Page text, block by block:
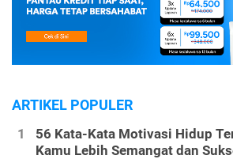
ARTIKEL POPULER
56 Kata-Kata Motivasi Hidup
Kamu Lebih Semangat dan